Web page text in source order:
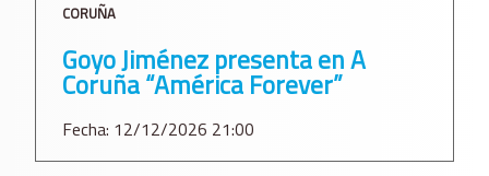
CORUÑA
Goyo Jiménez presenta en A
Coruña “América Forever”
Fecha: 12/12/2026 21:00